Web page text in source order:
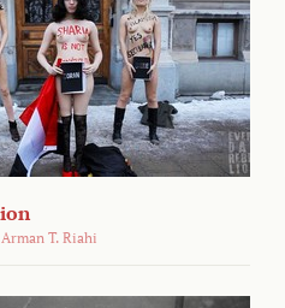
Arman T. Riahi